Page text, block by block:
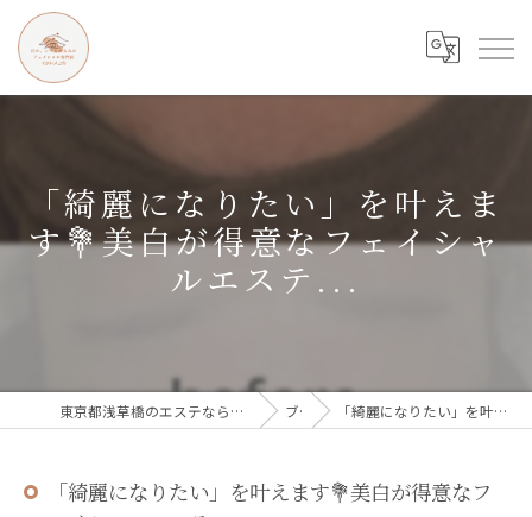
「綺麗になりたい」を叶えま
す💐美白が得意なフェイシャ
ルエステ...
東京都浅草橋のエステなら目の、シワとたるみのフェイシャル専門店 regalo ブログ 「綺麗になりたい」を叶えます💐美白が得意なフェイシャルエステ...
「綺麗になりたい」を叶えます💐美白が得意なフ